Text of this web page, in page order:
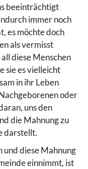
beeinträchtigt
immer noch
es möchte doch
als vermisst
diese Menschen
sie es vielleicht
in ihr Leben
oder
uns den
die Mahnung zu
darstellt.
und diese Mahnung
einnimmt, ist